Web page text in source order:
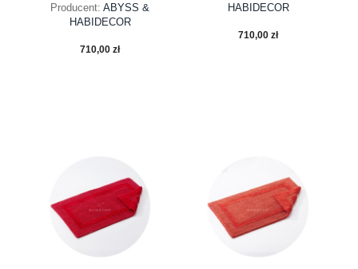
Producent: ABYSS &
HABIDECOR
710,00 zł
HABIDECOR
710,00 zł